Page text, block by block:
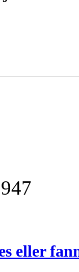
eller